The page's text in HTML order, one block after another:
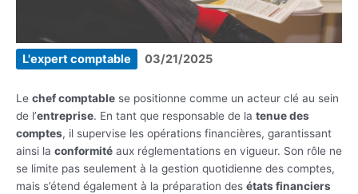
L'expert comptable 03/21/2025
Le chef comptable se positionne comme un acteur clé au sein
de l’entreprise. En tant que responsable de la tenue des
comptes, il supervise les opérations financières, garantissant
ainsi la conformité aux réglementations en vigueur. Son rôle ne
se limite pas seulement à la gestion quotidienne des comptes,
mais s’étend également à la préparation des états financiers